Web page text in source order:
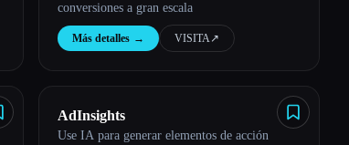
conversiones a gran escala
Más detalles → VISITA↗︎
AdInsights
Use IA para generar elementos de acción